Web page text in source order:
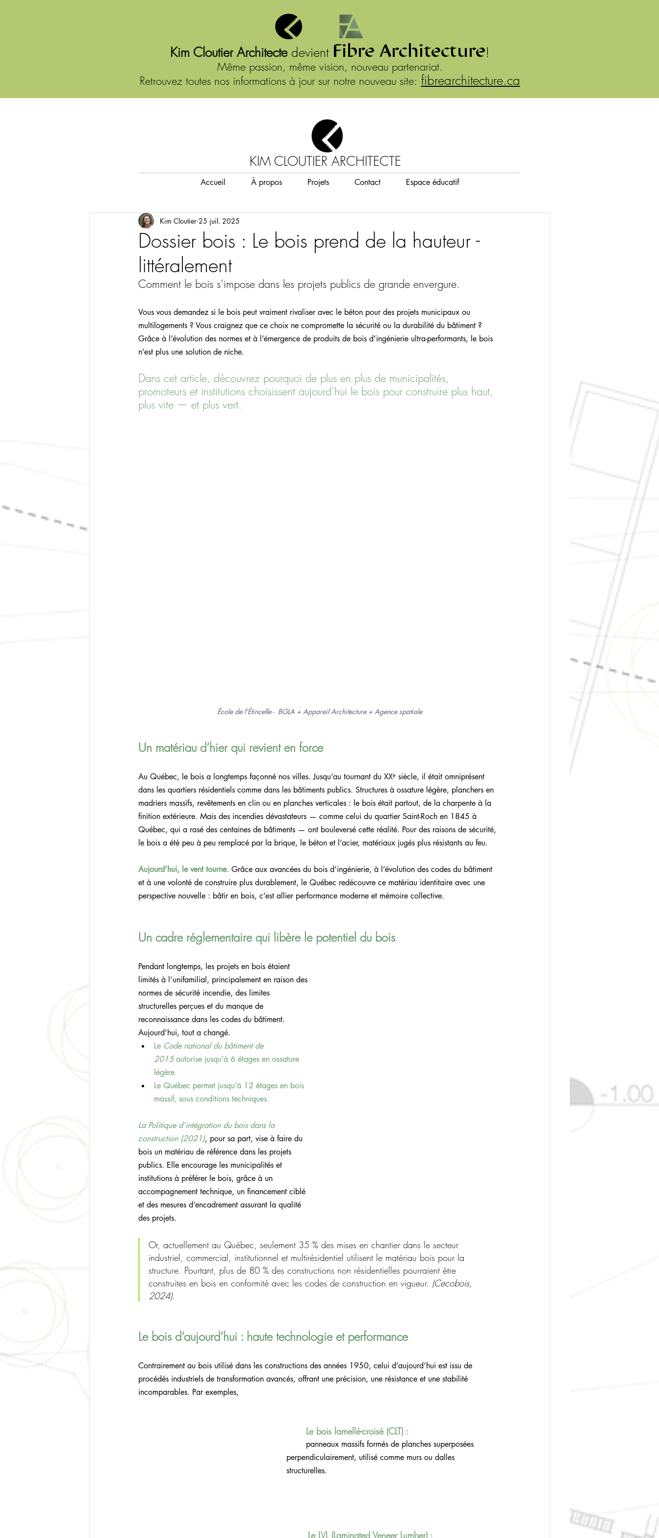
Kim Cloutier Architectedevient Fibre Architecture!
Même passion, même vision, nouveau partenariat.
Retrouvez toutes nos informations à jour sur notre nouveau site: fibrearchitecture.ca
KIM CLOUTIER ARCHITECTE
Accueil À propos Projets Contact Espace éducatif
Dossier bois : Le bois prend de la hauteur -
littéralement
Kim Cloutier 25 juil. 2025
Comment le bois s’impose dans les projets publics de grande envergure.
Vous vous demandez si le bois peut vraiment rivaliser avec le béton pour des projets municipaux ou
multilogements ? Vous craignez que ce choix ne compromette la sécurité ou la durabilité du bâtiment ?
Grâce à l’évolution des normes et à l’émergence de produits de bois d’ingénierie ultra-performants, le bois
n’est plus une solution de niche.
Dans cet article, découvrez pourquoi de plus en plus de municipalités,
promoteurs et institutions choisissent aujourd’hui le bois pour construire plus haut,
plus vite — et plus vert.
École de l'Étincelle -  BGLA + Appareil Architecture + Agence spatiale
Un matériau d’hier qui revient en force
Au Québec, le bois a longtemps façonné nos villes. Jusqu’au tournant du XXᵉ siècle, il était omniprésent
dans les quartiers résidentiels comme dans les bâtiments publics. Structures à ossature légère, planchers en
madriers massifs, revêtements en clin ou en planches verticales : le bois était partout, de la charpente à la
finition extérieure. Mais des incendies dévastateurs — comme celui du quartier Saint-Roch en 1845 à
Québec, qui a rasé des centaines de bâtiments — ont bouleversé cette réalité. Pour des raisons de sécurité,
le bois a été peu à peu remplacé par la brique, le béton et l’acier, matériaux jugés plus résistants au feu.
Aujourd’hui, le vent tourne. Grâce aux avancées du bois d’ingénierie, à l’évolution des codes du bâtiment
et à une volonté de construire plus durablement, le Québec redécouvre ce matériau identitaire avec une
perspective nouvelle : bâtir en bois, c’est allier performance moderne et mémoire collective.
Un cadre réglementaire qui libère le potentiel du bois
Pendant longtemps, les projets en bois étaient
limités à l’unifamilial, principalement en raison des
normes de sécurité incendie, des limites
structurelles perçues et du manque de
reconnaissance dans les codes du bâtiment.
Aujourd’hui, tout a changé.
Le Code national du bâtiment de
2015 autorise jusqu’à 6 étages en ossature
légère.
Le Québec permet jusqu’à 12 étages en bois
massif, sous conditions techniques.
La Politique d’intégration du bois dans la
construction (2021), pour sa part, vise à faire du
bois un matériau de référence dans les projets
publics. Elle encourage les municipalités et
institutions à préférer le bois, grâce à un
accompagnement technique, un financement ciblé
et des mesures d’encadrement assurant la qualité
des projets.
Or, actuellement au Québec, seulement 35 % des mises en chantier dans le secteur
industriel, commercial, institutionnel et multirésidentiel utilisent le matériau bois pour la
structure. Pourtant, plus de 80 % des constructions non résidentielles pourraient être
construites en bois en conformité avec les codes de construction en vigueur. (Cecobois,
2024).
Le bois d’aujourd’hui : haute technologie et performance
Contrairement au bois utilisé dans les constructions des années 1950, celui d’aujourd’hui est issu de
procédés industriels de transformation avancés, offrant une précision, une résistance et une stabilité
incomparables. Par exemples,
Le bois lamellé-croisé (CLT) :
		structurelles.
Le LVL (Laminated Veneer Lumber) :